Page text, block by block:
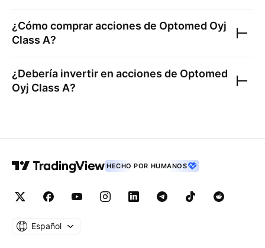
¿Cómo comprar acciones de Optomed Oyj
Class A?
¿Debería invertir en acciones de Optomed
Oyj Class A?
HECHO POR HUMANOS
Español